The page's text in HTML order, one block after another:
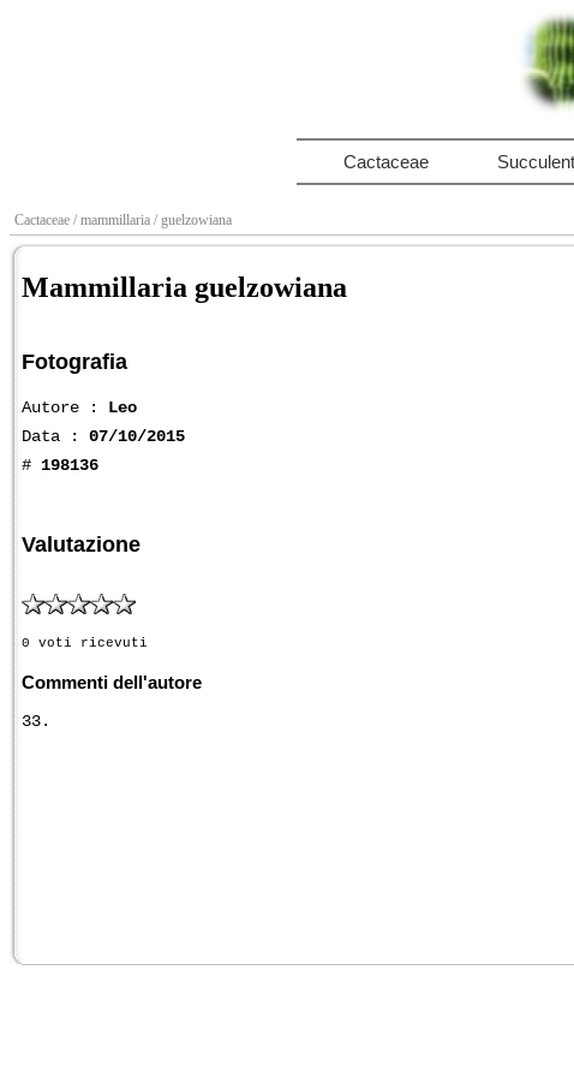
Cactaceae
Cactaceae / mammillaria / guelzowiana
Mammillaria guelzowiana
Fotografia
Autore : Leo
Data : 07/10/2015
# 198136
Valutazione
0 voti ricevuti
Commenti dell'autore
33.